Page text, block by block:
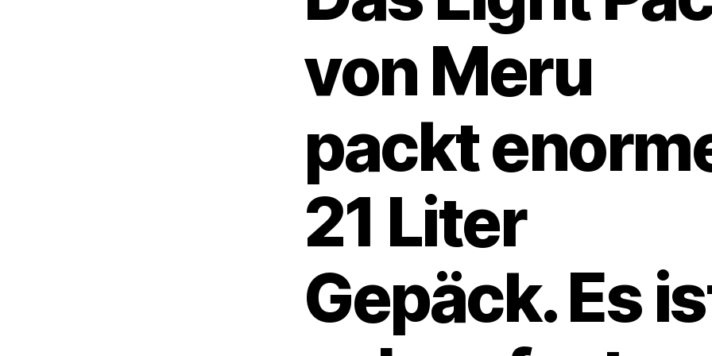
von Meru
packt
21 Liter
Gepäck. Es